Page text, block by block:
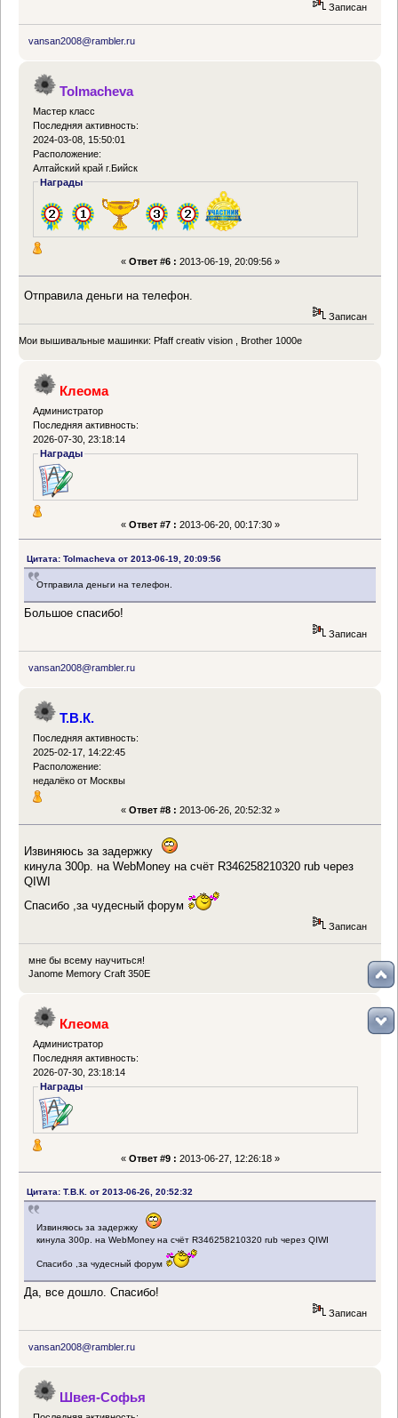
Записан
vansan2008@rambler.ru
Tolmacheva
Мастер класс
Последняя активность:
2024-03-08, 15:50:01
Расположение:
Алтайский край г.Бийск
Награды
« Ответ #6 : 2013-06-19, 20:09:56 »
Отправила деньги на телефон.
Записан
Мои вышивальные машинки: Pfaff creativ vision , Brother 1000e
Клеома
Администратор
Последняя активность:
2026-07-30, 23:18:14
Награды
« Ответ #7 : 2013-06-20, 00:17:30 »
Цитата: Tolmacheva от 2013-06-19, 20:09:56
Отправила деньги на телефон.
Большое спасибо!
Записан
vansan2008@rambler.ru
Т.В.К.
Последняя активность:
2025-02-17, 14:22:45
Расположение:
недалёко от Москвы
« Ответ #8 : 2013-06-26, 20:52:32 »
Извиняюсь за задержку
кинула 300р. на WebMoney на счёт R346258210320 rub через
QIWI
Спасибо ,за чудесный форум
Записан
мне бы всему научиться!
Janome Memory Craft 350E
Клеома
Администратор
Последняя активность:
2026-07-30, 23:18:14
Награды
« Ответ #9 : 2013-06-27, 12:26:18 »
Цитата: Т.В.К. от 2013-06-26, 20:52:32
Извиняюсь за задержку
кинула 300р. на WebMoney на счёт R346258210320 rub через QIWI
Спасибо ,за чудесный форум
Да, все дошло. Спасибо!
Записан
vansan2008@rambler.ru
Швея-Софья